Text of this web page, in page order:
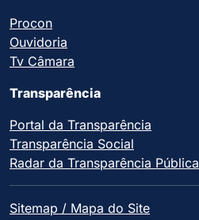
Procon
Ouvidoria
Tv Câmara
Transparência
Portal da Transparência
Transparência Social
Radar da Transparência Pública
Sitemap / Mapa do Site